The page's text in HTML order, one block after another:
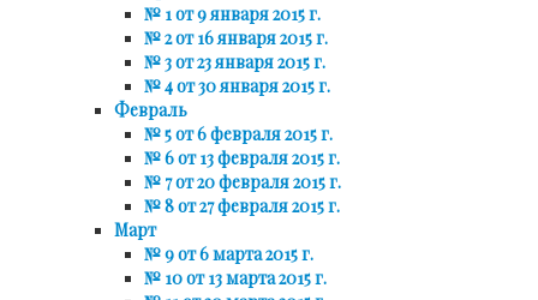
№ 1 от 9 января 2015 г.
№ 2 от 16 января 2015 г.
№ 3 от 23 января 2015 г.
№ 4 от 30 января 2015 г.
Февраль
№ 5 от 6 февраля 2015 г.
№ 6 от 13 февраля 2015 г.
№ 7 от 20 февраля 2015 г.
№ 8 от 27 февраля 2015 г.
Март
№ 9 от 6 марта 2015 г.
№ 10 от 13 марта 2015 г.